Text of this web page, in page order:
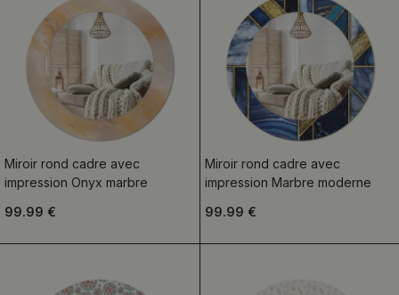
Miroir rond cadre avec
impression Onyx marbre
99.99 €
Miroir rond cadre avec
impression Marbre moderne
99.99 €